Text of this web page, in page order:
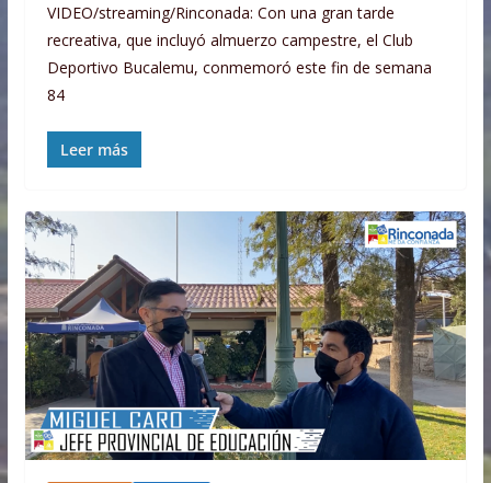
VIDEO/streaming/Rinconada: Con una gran tarde
recreativa, que incluyó almuerzo campestre, el Club
Deportivo Bucalemu, conmemoró este fin de semana
84
Leer más